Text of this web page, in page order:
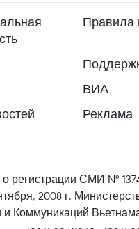
Правила
ВИА
Реклама
регистрации СМИ №
2008 г.
Коммуникаций